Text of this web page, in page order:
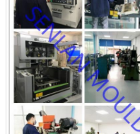
Laat een
We